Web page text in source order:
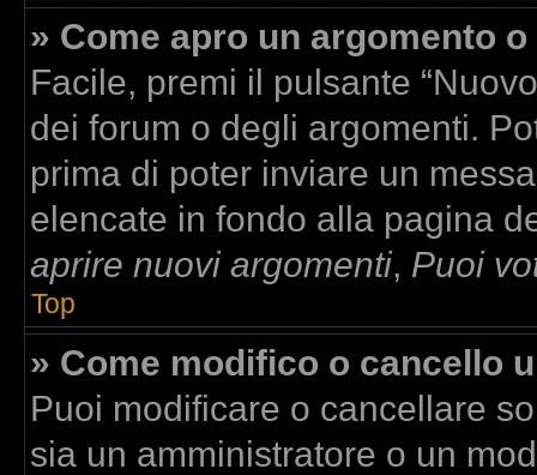
» Come apro un argomento
Facile, premi il pulsante
dei forum o degli argomenti.
prima di poter inviare un
elencate in fondo alla pagina
aprire nuovi argomenti, Puoi
Top
» Come modifico o cancello
Puoi modificare o cancellare
sia un amministratore o un